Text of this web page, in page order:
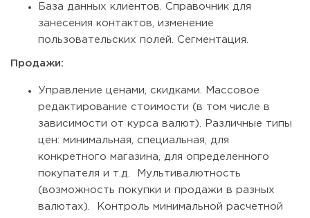
База данных клиентов. Справочник для
занесения контактов, изменение
пользовательских полей. Сегментация.
Продажи:
Управление ценами, скидками. Массовое
редактирование стоимости (в том числе в
зависимости от курса валют). Различные типы
цен: минимальная, специальная, для
конкретного магазина, для определенного
покупателя и т.д. Мультивалютность
(возможность покупки и продажи в разных
валютах). Контроль минимальной расчетной